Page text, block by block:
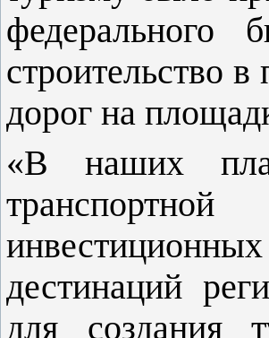
федерального
строительство
дорог на
«В наших
дестинаций
для создания